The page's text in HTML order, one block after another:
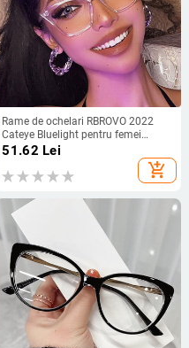
Rame de ochelari RBROVO 2022
Cateye Bluelight pentru femei
Ochelari clari Femei/Bărbați
Designer de marcă Lentes Para
Hombre Rame de ochelari
51.62 Lei
add_shopping_cart